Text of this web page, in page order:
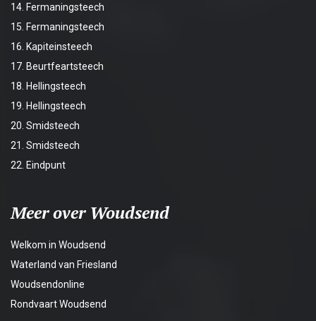
14. Fermaningsteech
15. Fermaningsteech
16. Kapiteinsteech
17. Beurtfeartsteech
18. Hellingsteech
19. Hellingsteech
20. Smidsteech
21. Smidsteech
22. Eindpunt
Meer over Woudsend
Welkom in Woudsend
Waterland van Friesland
Woudsendonline
Rondvaart Woudsend